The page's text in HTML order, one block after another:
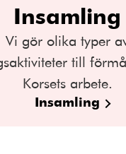
Insamling
Vi gör olika typer
till
Korsets arbete.
Insamling